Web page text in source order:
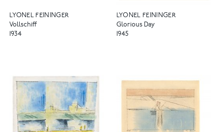
LYONEL FEININGER
Vollschiff
1934
LYONEL FEININGER
Glorious Day
1945